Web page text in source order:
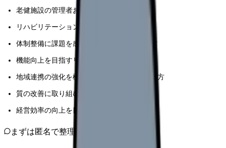
老健施設の管理者および施設長の方
リハビリテーション部門の責任者の方
体制整備に課題を感じている医療従事者の方
機能向上を目指すリハビリスタッフの方
地域連携の強化を検討している施設担当者の方
質の改善に取り組む介護職員の方
経営効率の向上を目指す運営責任者の方
まずは匿名で整理